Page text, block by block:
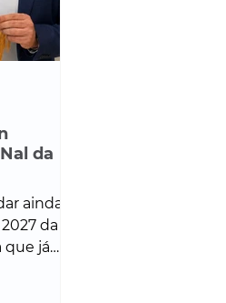
da
ainda
da
que já